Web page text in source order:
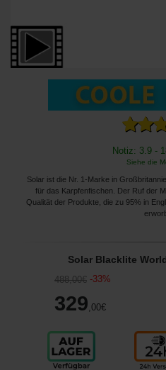
Notiz: 3.9 -
Siehe die
Solar ist die Nr. 1-Marke in
für das Karpfenfischen. Der Ruf der
Qualität der Produkte, die zu 95% in
Solar Blacklite
488,00€ -33%
329 ,00€